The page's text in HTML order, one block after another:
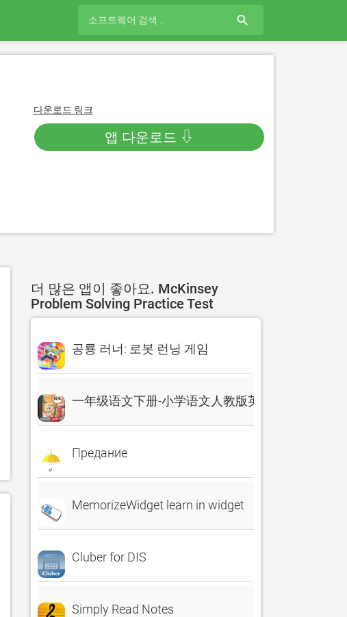
search
다운로드 링크
앱 다운로드 ⇩
더 많은 앱이 좋아요. McKinsey
Problem Solving Practice Test
공룡 러너: 로봇 런닝 게임
一年级语文下册-小学语文人教版英语课本同步学
Предание
MemorizeWidget learn in widget
Cluber for DIS
Simply Read Notes